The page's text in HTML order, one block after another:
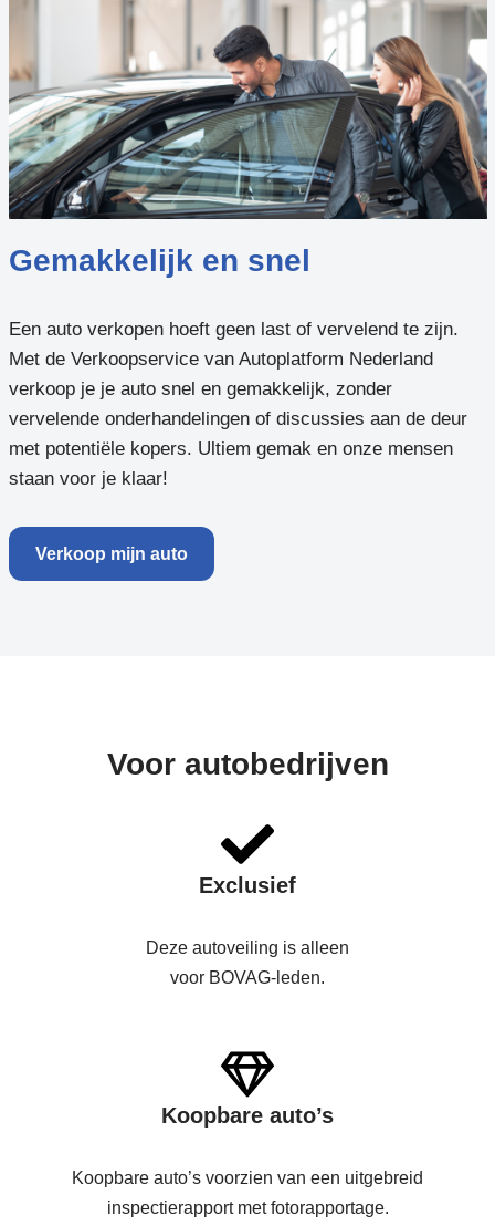
Gemakkelijk en snel
Een auto verkopen hoeft geen last of vervelend te zijn.
Met de Verkoopservice van Autoplatform Nederland
verkoop je je auto snel en gemakkelijk, zonder
vervelende onderhandelingen of discussies aan de deur
met potentiële kopers. Ultiem gemak en onze mensen
staan voor je klaar!
Verkoop mijn auto
Voor autobedrijven
Exclusief
Deze autoveiling is alleen
voor BOVAG-leden.
Koopbare auto’s
Koopbare auto’s voorzien van een uitgebreid
inspectierapport met fotorapportage.